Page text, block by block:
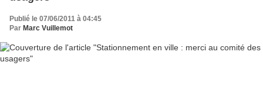
Publié le 07/06/2011 à 04:45
Par Marc Vuillemot